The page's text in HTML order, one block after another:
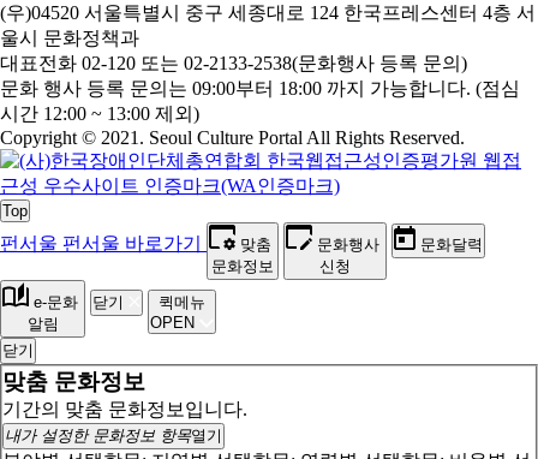
(우)04520 서울특별시 중구 세종대로 124 한국프레스센터 4층 서
울시 문화정책과
대표전화 02-120 또는 02-2133-2538(문화행사 등록 문의)
문화 행사 등록 문의는 09:00부터 18:00 까지 가능합니다. (점심
시간 12:00 ~ 13:00 제외)
Copyright © 2021. Seoul Culture Portal All Rights Reserved.
Top
펀서울 펀서울 바로가기
맞춤
문화정보
문화행사
신청
문화달력
e-문화
알림
닫기
퀵메뉴
OPEN
닫기
맞춤 문화정보
기간의 맞춤 문화정보입니다.
내가 설정한 문화정보 항목열기